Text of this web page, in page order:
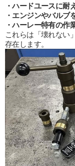
・ハードユースに耐
・エンジンやバルブ
・ハーレー特有の作
これらは「壊れない
存在します。